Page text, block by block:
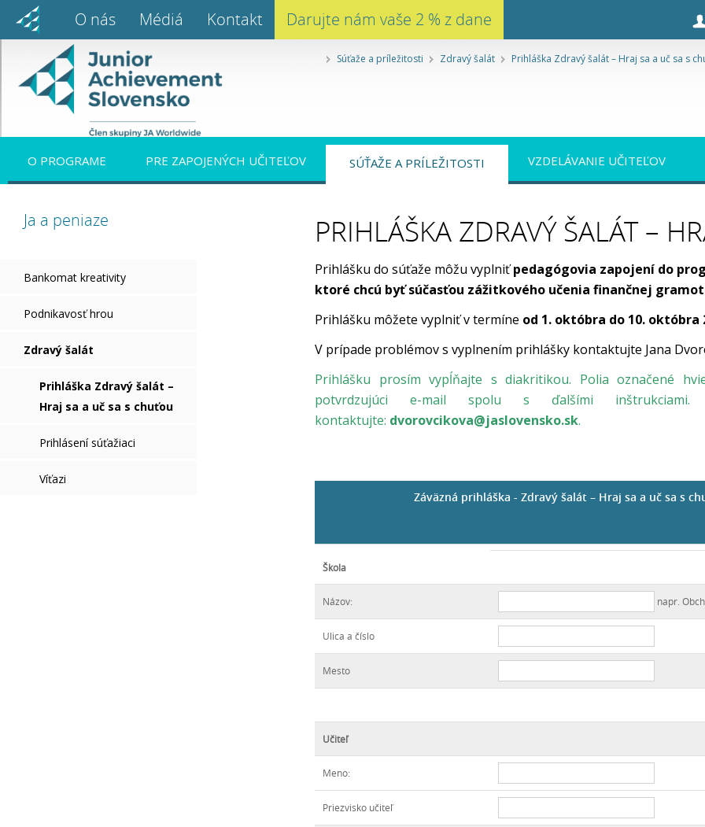
O nás Médiá Kontakt Darujte nám vaše 2 % z dane
Súťaže a príležitosti Zdravý šalát Prihláška Zdravý šalát – Hraj sa a uč sa s
O PROGRAME PRE ZAPOJENÝCH UČITEĽOV SÚŤAŽE A PRÍLEŽITOSTI VZDELÁVANIE UČITEĽOV
Ja a peniaze
Bankomat kreativity
Podnikavosť hrou
Zdravý šalát
Prihláška Zdravý šalát –
Hraj sa a uč sa s chuťou
Prihlásení súťažiaci
Víťazi
PRIHLÁŠKA ZDRAVÝ ŠALÁT –
Prihlášku do súťaže môžu vyplniťpedagógovia zapojení do
ktoré chcú byť súčasťou zážitkového učenia finančnej
Prihlášku môžete vyplniť v termíne od 1. októbra do 10. októbra
V prípade problémov s vyplnením prihlášky kontaktujte Jana
Prihlášku prosím vypĺňajte s diakritikou. Polia označené
potvrdzujúci e-mail spolu s ďalšími
kontaktujte: dvorovcikova@jaslovensko.sk.
Záväzná prihláška - Zdravý šalát – Hraj sa a uč sa s
Škola
Názov: napr.
Ulica a číslo
Mesto
Učiteľ
Meno:
Priezvisko učiteľ